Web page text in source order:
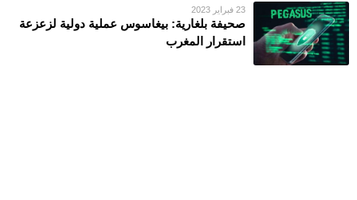
23 فبراير 2023
صحيفة بلغارية: بيغاسوس عملية دولية لزعزعة
استقرار المغرب